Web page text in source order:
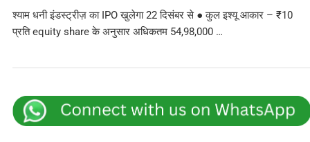
श्याम धनी इंडस्ट्रीज़ का IPO खुलेगा 22 दिसंबर से ● कुल इश्यू आकार – ₹10
प्रति equity share के अनुसार अधिकतम 54,98,000 …